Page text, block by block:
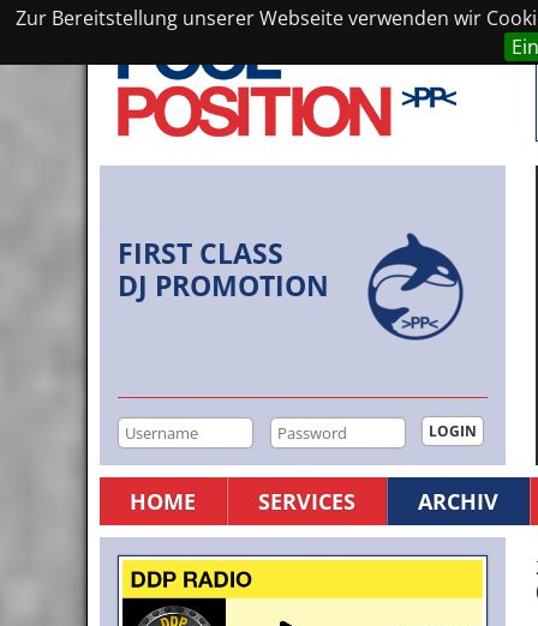
Zur Bereitstellung unserer Webseite verwenden wir
FIRST CLASS
DJ PROMOTION
HOME SERVICES ARCHIV